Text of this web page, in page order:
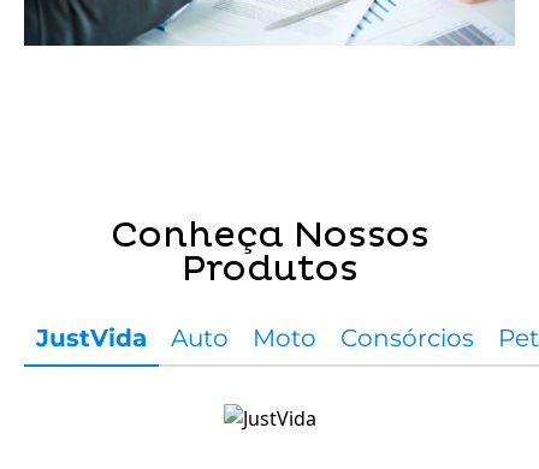
Conheça Nossos
Produtos
JustVida Auto Moto Consórcios Pet